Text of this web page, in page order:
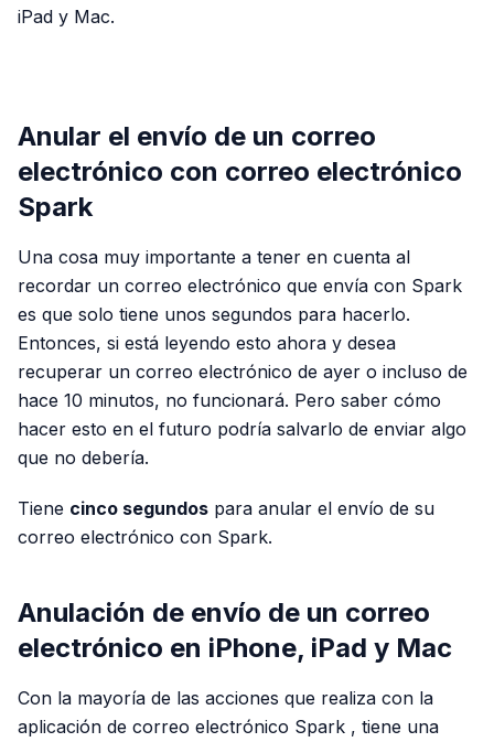
iPad y Mac.
Anular el envío de un correo
electrónico con correo electrónico
Spark
Una cosa muy importante a tener en cuenta al
recordar un correo electrónico que envía con Spark
es que solo tiene unos segundos para hacerlo.
Entonces, si está leyendo esto ahora y desea
recuperar un correo electrónico de ayer o incluso de
hace 10 minutos, no funcionará. Pero saber cómo
hacer esto en el futuro podría salvarlo de enviar algo
que no debería.
Tiene cinco segundos para anular el envío de su
correo electrónico con Spark.
Anulación de envío de un correo
electrónico en iPhone, iPad y Mac
Con la mayoría de las acciones que realiza con la
aplicación de correo electrónico Spark , tiene una